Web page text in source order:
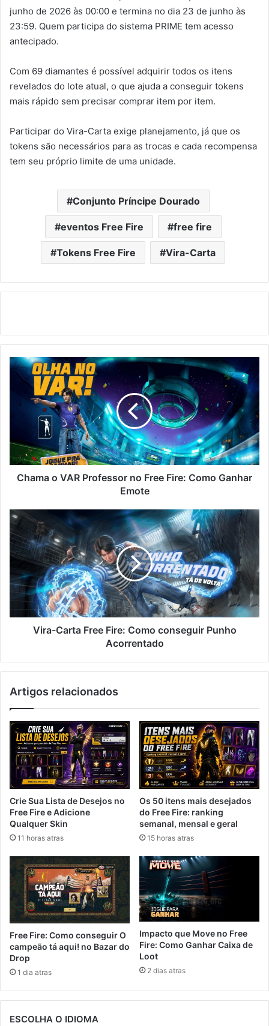
junho de 2026 às 00:00 e termina no dia 23 de junho às
23:59. Quem participa do sistema PRIME tem acesso
antecipado.
Com 69 diamantes é possível adquirir todos os itens
revelados do lote atual, o que ajuda a conseguir tokens
mais rápido sem precisar comprar item por item.
Participar do Vira-Carta exige planejamento, já que os
tokens são necessários para as trocas e cada recompensa
tem seu próprio limite de uma unidade.
Conjunto Príncipe Dourado
eventos Free Fire free fire
Tokens Free Fire Vira-Carta
Chama
Professor
Fire:
Como
Ganhar
Emote
Chama o VAR Professor no Free Fire: Como Ganhar
Emote
Vira-
Carta
Free
Fire:
Como
conseguir
Punho
Acorrentado
Vira-Carta Free Fire: Como conseguir Punho
Acorrentado
Artigos relacionados
Crie Sua Lista de Desejos no
Free Fire e Adicione
Qualquer Skin
11 horas atras
Os 50 itens mais desejados
do Free Fire: ranking
semanal, mensal e geral
15 horas atras
Free Fire: Como conseguir O
campeão tá aqui! no Bazar do
Drop
1 dia atras
Impacto que Move no Free
Fire: Como Ganhar Caixa de
Loot
2 dias atras
ESCOLHA O IDIOMA